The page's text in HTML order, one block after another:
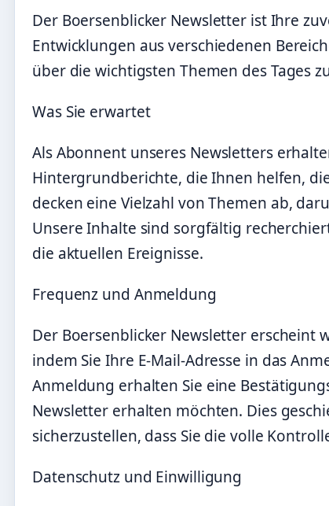
Der Boersenblicker Newsletter ist Ihre
Entwicklungen aus verschiedenen
über die wichtigsten Themen des Tages
Was Sie erwartet
Als Abonnent unseres Newsletters
Hintergrundberichte, die Ihnen helfen,
decken eine Vielzahl von Themen ab,
Unsere Inhalte sind sorgfältig
die aktuellen Ereignisse.
Frequenz und Anmeldung
Der Boersenblicker Newsletter erscheint
indem Sie Ihre E-Mail-Adresse in das
Anmeldung erhalten Sie eine
Newsletter erhalten möchten. Dies
sicherzustellen, dass Sie die volle
Datenschutz und Einwilligung